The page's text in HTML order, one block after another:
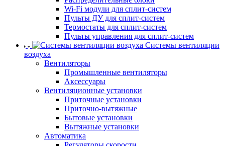
Wi-Fi модули для сплит-систем
Пульты ДУ для сплит-систем
Термостаты для сплит-систем
Пульты управления для сплит-систем
Системы вентиляции
воздуха
Вентиляторы
Промышленные вентиляторы
Аксессуары
Вентиляционные установки
Приточные установки
Приточно-вытяжные
Бытовые установки
Вытяжные установки
Автоматика